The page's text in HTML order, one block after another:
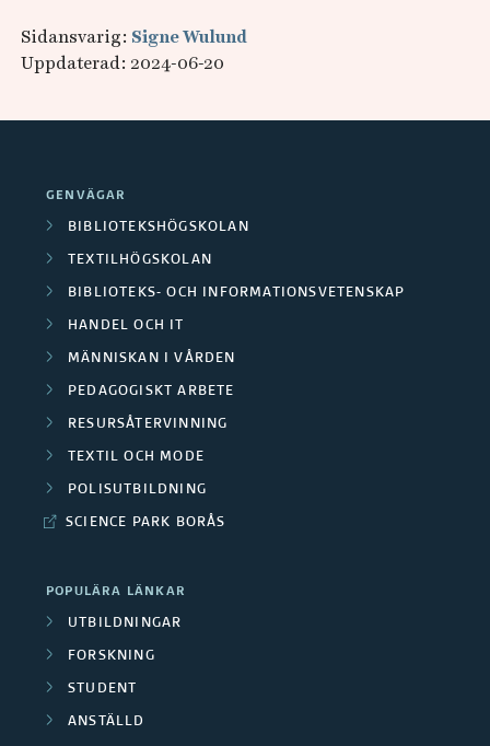
Sidansvarig: Signe Wulund
Uppdaterad: 2024-06-20
GENVÄGAR
BIBLIOTEKSHÖGSKOLAN
TEXTILHÖGSKOLAN
BIBLIOTEKS- OCH INFORMATIONSVETENSKAP
HANDEL OCH IT
MÄNNISKAN I VÅRDEN
PEDAGOGISKT ARBETE
RESURSÅTERVINNING
TEXTIL OCH MODE
POLISUTBILDNING
SCIENCE PARK BORÅS
POPULÄRA LÄNKAR
UTBILDNINGAR
FORSKNING
STUDENT
ANSTÄLLD